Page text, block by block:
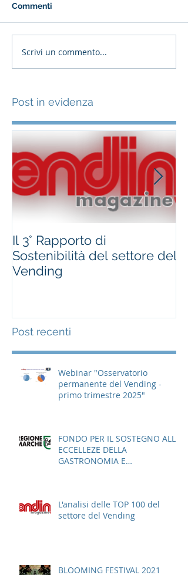
Commenti
Scrivi un commento...
Post in evidenza
Il 3° Rapporto di
Sostenibilità del settore del
Vending
Post recenti
Webinar "Osservatorio
permanente del Vending -
primo trimestre 2025"
FONDO PER IL SOSTEGNO ALLE
ECCELLEZE DELLA
GASTRONOMIA E
L'analisi delle TOP 100 del
settore del Vending
BLOOMING FESTIVAL 2021